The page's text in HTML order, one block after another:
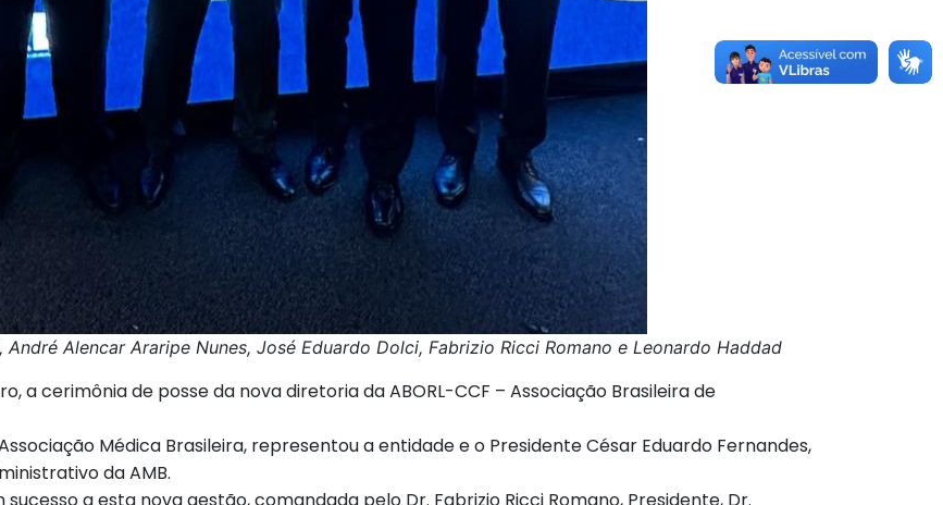
Alencar Araripe Nunes, José Eduardo Dolci, Fabrizio Ricci Romano e Leonardo Haddad
a cerimônia de posse da nova diretoria da ABORL-CCF – Associação Brasileira de
Médica Brasileira, representou a entidade e o Presidente César Eduardo Fernandes,
da AMB.